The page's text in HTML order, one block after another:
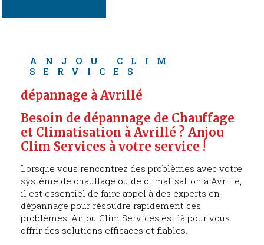
ANJOU CLIM
SERVICES
dépannage à Avrillé
Besoin de dépannage de Chauffage
et Climatisation à Avrillé ? Anjou
Clim Services à votre service !
Lorsque vous rencontrez des problèmes avec votre
système de chauffage ou de climatisation à Avrillé,
il est essentiel de faire appel à des experts en
dépannage pour résoudre rapidement ces
problèmes. Anjou Clim Services est là pour vous
offrir des solutions efficaces et fiables.